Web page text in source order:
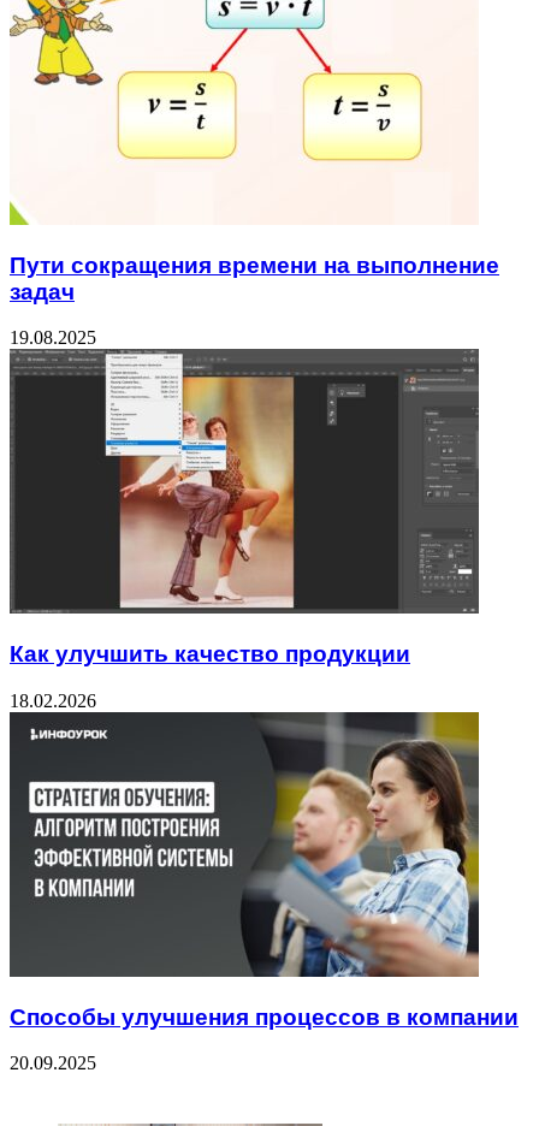
Пути сокращения времени на выполнение
задач
19.08.2025
Как улучшить качество продукции
18.02.2026
Способы улучшения процессов в компании
20.09.2025